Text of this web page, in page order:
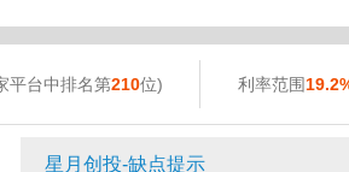
平台中排名第210位) 利率范围
星月创投-缺点提示